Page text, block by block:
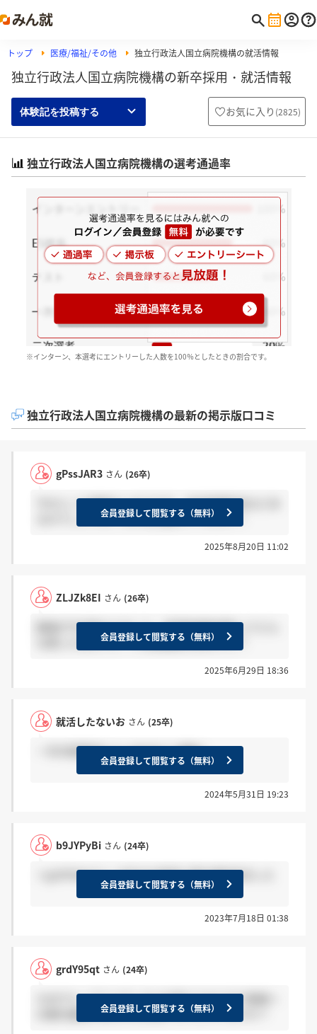
トップ 医療/福祉/その他 独立行政法人国立病院機構の就活情報
独立行政法人国立病院機構の新卒採用・就活情報
体験記を投稿する お気に入り (2825)
独立行政法人国立病院機構の選考通過率
※インターン、本選考にエントリーした人数を100％としたときの割合です。
独立行政法人国立病院機構の最新の掲示版口コミ
gPssJAR3 さん (26卒)
今のところ連絡ないのですが、内定者懇談会などあ
るのでしょうか。わかる方教えてください！
会員登録して閲覧する（無料）
2025年8月20日 11:02
ZLJZk8EI さん (26卒)
面接が今日終わりました。採用候補者通知ってどん
な感じに来ますか？不合格通知も来ますか？
会員登録して閲覧する（無料）
2025年6月29日 18:36
就活したないお さん (25卒)
一次の結果来た人いますか？ 感謝！
会員登録して閲覧する（無料）
2024年5月31日 19:23
b9JYPyBi さん (24卒)
＞grdY95qtさん 14日のお昼頃に案内通知来ました
会員登録して閲覧する（無料）
2023年7月18日 01:38
grdY95qt さん (24卒)
九州グループコメディカルを受けられた方で面接へ
の案内通知が来られた方はいらっしゃいますか？
会員登録して閲覧する（無料）